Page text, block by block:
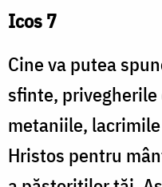
Icos 7
Cine va putea
sfinte,
metaniile,
Hristos pentru